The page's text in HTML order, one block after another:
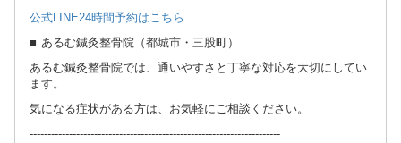
公式LINE24時間予約はこちら
■ あるむ鍼灸整骨院（都城市・三股町）
あるむ鍼灸整骨院では、通いやすさと丁寧な対応を大切にしてい
ます。
気になる症状がある方は、お気軽にご相談ください。
----------------------------------------------------------------------